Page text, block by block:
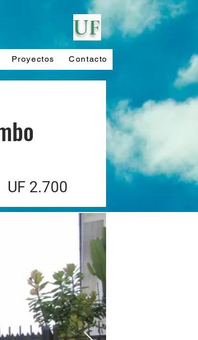
UF
Proyectos Contacto
UF 2.700